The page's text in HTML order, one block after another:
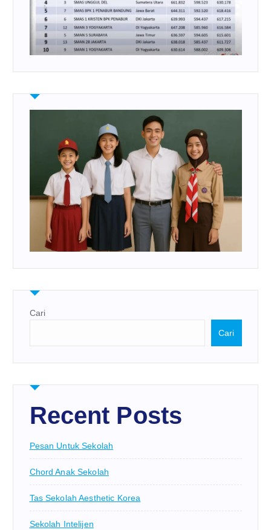
Cari
Cari
Recent Posts
Pesan Untuk Sekolah
Chord Anak Sekolah
Tas Sekolah Aesthetic Korea
Sekolah Intelijen